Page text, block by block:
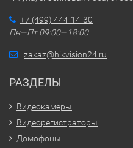
+7 (499) 444-14-30
Пн—Пт 09:00—18:00
zakaz@hikvision24.ru
РАЗДЕЛЫ
Видеокамеры
Видеорегистраторы
Домофоны